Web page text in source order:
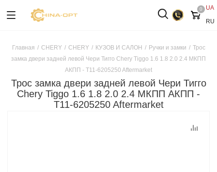
UA
RU
0
Главная / CHERY / CHERY / КУЗОВ И САЛОН / Ручки и замки / Трос
замка двери задней левой Чери Тигго Chery Tiggo 1.6 1.8 2.0 2.4 МКПП
АКПП - T11-6205250 Aftermarket
Трос замка двери задней левой Чери Тигго
Chery Tiggo 1.6 1.8 2.0 2.4 МКПП АКПП -
T11-6205250 Aftermarket